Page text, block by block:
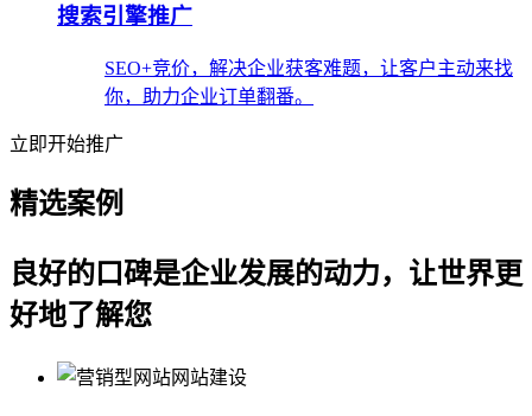
搜索引擎推广
SEO+竞价，解决企业获客难题，让客户主动来找
你，助力企业订单翻番。
立即开始推广
精选案例
良好的口碑是企业发展的动力，让世界更
好地了解您